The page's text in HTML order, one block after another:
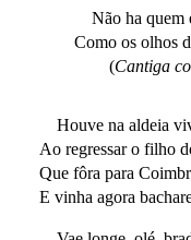
Não ha quem
Como os olhos
(Cantiga
Houve na aldeia
Ao regressar o filho
Que fôra para
E vinha agora